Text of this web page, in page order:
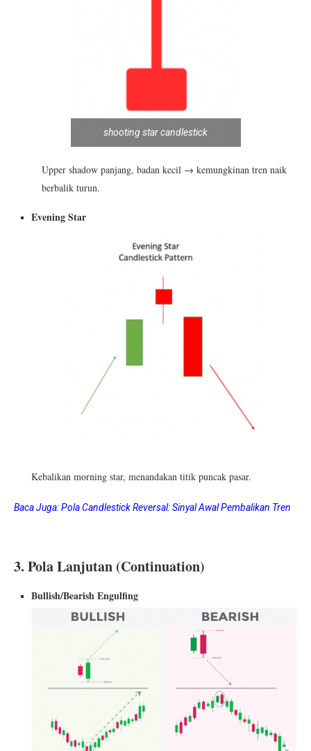
shooting star candlestick
Upper shadow panjang, badan kecil → kemungkinan tren naik
berbalik turun.
Evening Star
Kebalikan morning star, menandakan titik puncak pasar.
Baca Juga:Pola Candlestick Reversal: Sinyal Awal Pembalikan Tren
3. Pola Lanjutan (Continuation)
Bullish/Bearish Engulfing